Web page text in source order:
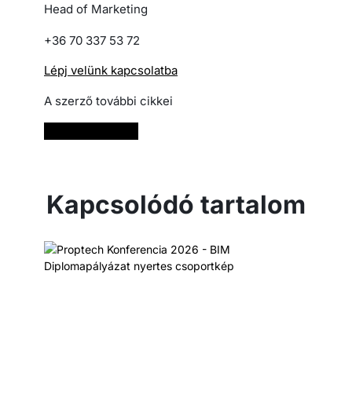
Head of Marketing
+36 70 337 53 72
Lépj velünk kapcsolatba
A szerző további cikkei
Kapcsolódó tartalom